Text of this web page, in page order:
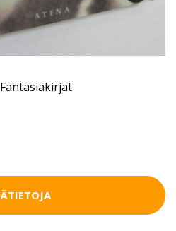
Fantasiakirjat